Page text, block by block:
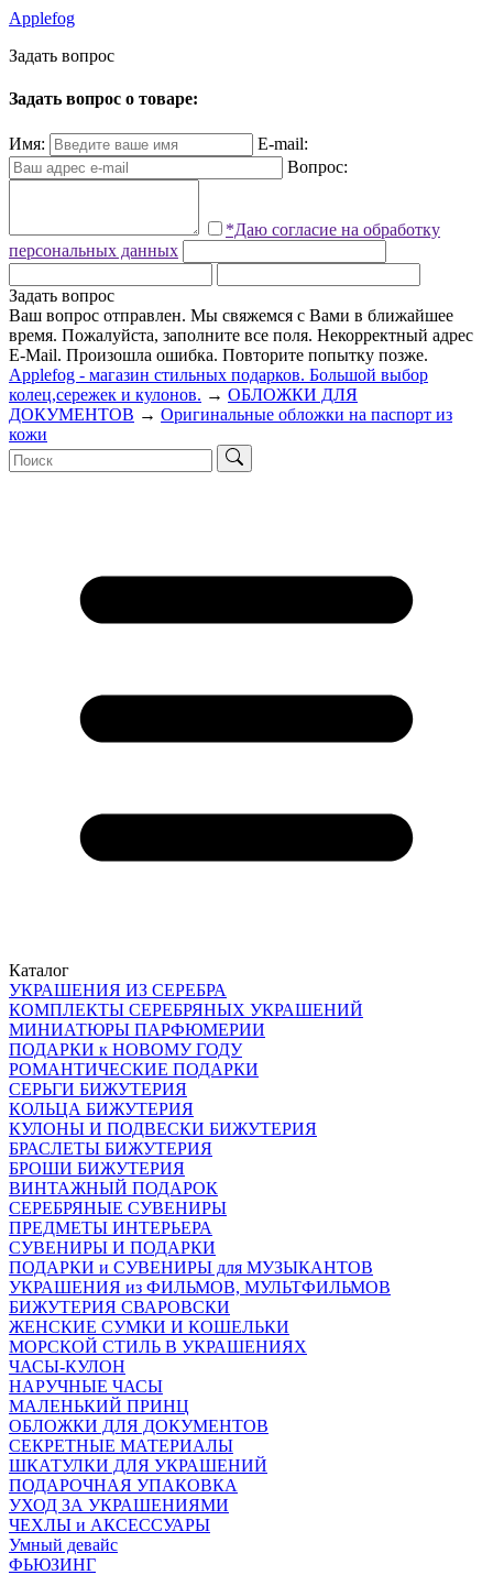
Applefog
Задать вопрос
Задать вопрос о товаре:
Имя:
E-mail:
Вопрос:
*Даю согласие на обработку
персональных данных
Задать вопрос
Ваш вопрос отправлен. Мы свяжемся с Вами в ближайшее
время. Пожалуйста, заполните все поля. Некорректный адрес
E-Mail. Произошла ошибка. Повторите попытку позже.
Applefog - магазин стильных подарков. Большой выбор
колец,сережек и кулонов. → ОБЛОЖКИ ДЛЯ
ДОКУМЕНТОВ → Оригинальные обложки на паспорт из
кожи
Каталог
УКРАШЕНИЯ ИЗ СЕРЕБРА
КОМПЛЕКТЫ СЕРЕБРЯНЫХ УКРАШЕНИЙ
МИНИАТЮРЫ ПАРФЮМЕРИИ
ПОДАРКИ к НОВОМУ ГОДУ
РОМАНТИЧЕСКИЕ ПОДАРКИ
СЕРЬГИ БИЖУТЕРИЯ
КОЛЬЦА БИЖУТЕРИЯ
КУЛОНЫ И ПОДВЕСКИ БИЖУТЕРИЯ
БРАСЛЕТЫ БИЖУТЕРИЯ
БРОШИ БИЖУТЕРИЯ
ВИНТАЖНЫЙ ПОДАРОК
СЕРЕБРЯНЫЕ СУВЕНИРЫ
ПРЕДМЕТЫ ИНТЕРЬЕРА
СУВЕНИРЫ И ПОДАРКИ
ПОДАРКИ и СУВЕНИРЫ для МУЗЫКАНТОВ
УКРАШЕНИЯ из ФИЛЬМОВ, МУЛЬТФИЛЬМОВ
БИЖУТЕРИЯ СВАРОВСКИ
ЖЕНСКИЕ СУМКИ И КОШЕЛЬКИ
МОРСКОЙ СТИЛЬ В УКРАШЕНИЯХ
ЧАСЫ-КУЛОН
НАРУЧНЫЕ ЧАСЫ
МАЛЕНЬКИЙ ПРИНЦ
ОБЛОЖКИ ДЛЯ ДОКУМЕНТОВ
СЕКРЕТНЫЕ МАТЕРИАЛЫ
ШКАТУЛКИ ДЛЯ УКРАШЕНИЙ
ПОДАРОЧНАЯ УПАКОВКА
УХОД ЗА УКРАШЕНИЯМИ
ЧEХЛЫ и АКСЕССУАРЫ
Умный девайс
ФЬЮЗИНГ